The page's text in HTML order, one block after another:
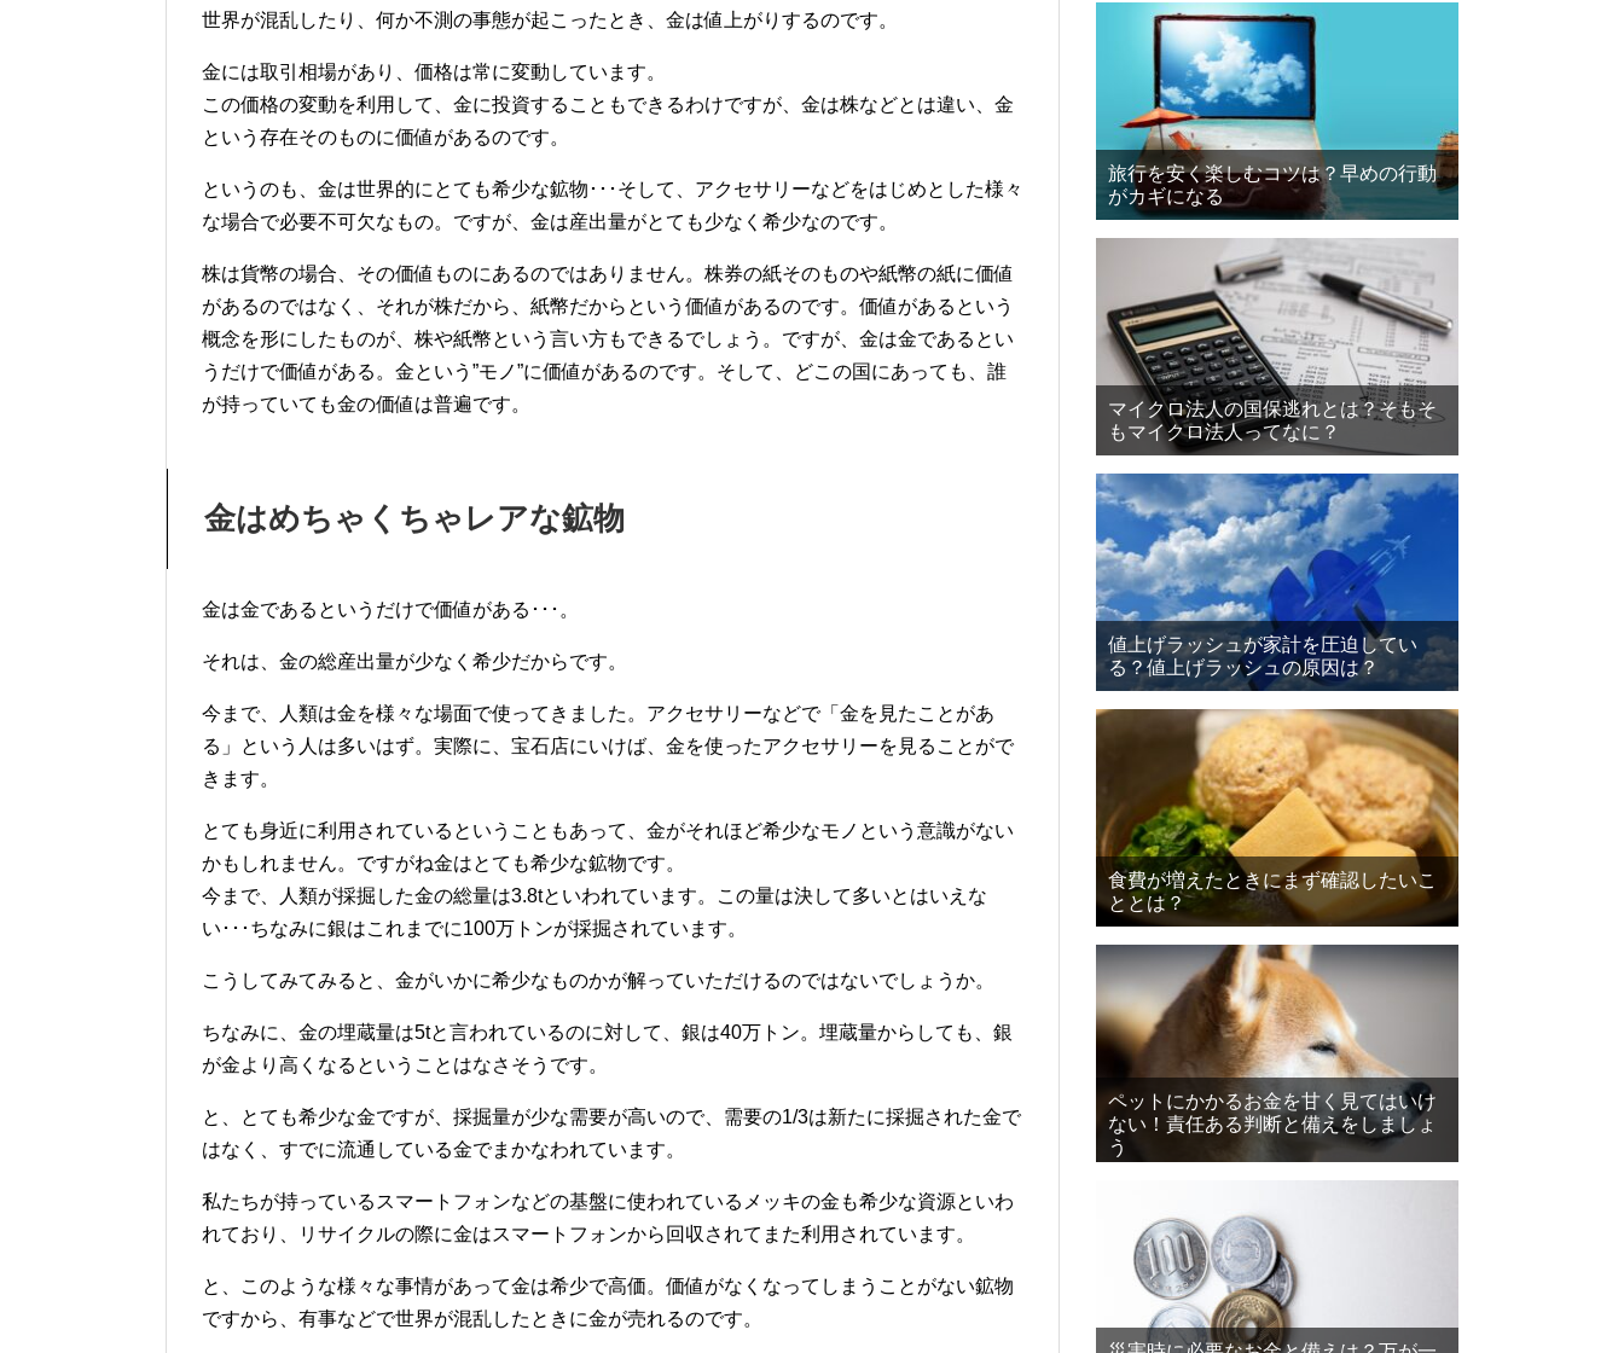
世界が混乱したり、何か不測の事態が起こったとき、金は値上がりするのです。
金には取引相場があり、価格は常に変動しています。
この価格の変動を利用して、金に投資することもできるわけですが、金は株などとは違い、金
という存在そのものに価値があるのです。
というのも、金は世界的にとても希少な鉱物･･･そして、アクセサリーなどをはじめとした様々
な場合で必要不可欠なもの。ですが、金は産出量がとても少なく希少なのです。
株は貨幣の場合、その価値ものにあるのではありません。株券の紙そのものや紙幣の紙に価値
があるのではなく、それが株だから、紙幣だからという価値があるのです。価値があるという
概念を形にしたものが、株や紙幣という言い方もできるでしょう。ですが、金は金であるとい
うだけで価値がある。金という”モノ”に価値があるのです。そして、どこの国にあっても、誰
が持っていても金の価値は普遍です。
金はめちゃくちゃレアな鉱物
金は金であるというだけで価値がある･･･。
それは、金の総産出量が少なく希少だからです。
今まで、人類は金を様々な場面で使ってきました。アクセサリーなどで「金を見たことがあ
る」という人は多いはず。実際に、宝石店にいけば、金を使ったアクセサリーを見ることがで
きます。
とても身近に利用されているということもあって、金がそれほど希少なモノという意識がない
かもしれません。ですがね金はとても希少な鉱物です。
今まで、人類が採掘した金の総量は3.8tといわれています。この量は決して多いとはいえな
い･･･ちなみに銀はこれまでに100万トンが採掘されています。
こうしてみてみると、金がいかに希少なものかが解っていただけるのではないでしょうか。
ちなみに、金の埋蔵量は5tと言われているのに対して、銀は40万トン。埋蔵量からしても、銀
が金より高くなるということはなさそうです。
と、とても希少な金ですが、採掘量が少な需要が高いので、需要の1/3は新たに採掘された金で
はなく、すでに流通している金でまかなわれています。
私たちが持っているスマートフォンなどの基盤に使われているメッキの金も希少な資源といわ
れており、リサイクルの際に金はスマートフォンから回収されてまた利用されています。
と、このような様々な事情があって金は希少で高価。価値がなくなってしまうことがない鉱物
ですから、有事などで世界が混乱したときに金が売れるのです。
旅行を安く楽しむコツは？早めの行動
がカギになる
マイクロ法人の国保逃れとは？そもそ
もマイクロ法人ってなに？
値上げラッシュが家計を圧迫してい
る？値上げラッシュの原因は？
食費が増えたときにまず確認したいこ
ととは？
ペットにかかるお金を甘く見てはいけ
ない！責任ある判断と備えをしましょ
う